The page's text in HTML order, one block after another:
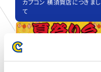
カプコン 横須賀店につきまし
て